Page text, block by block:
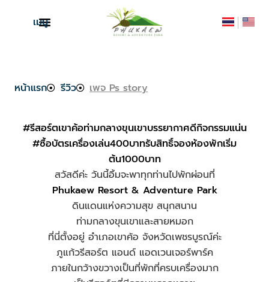
เมนู
หน้าแรก รีวิว เพจ Ps story
#รีสอร์ตเขาค้อท่ามกลางขุนเขาบรรยากาศดีกิจกรรมแน่น
#ซื้อบัตรเครื่องเล่น400บาทรับสิทธิ์จองห้องพักเริ่ม
ต้น1000บาท
สวัสดีค่ะ วันนี้อิ้มจะพาทุกท่านไปพักผ่อนที่
Phukaew Resort & Adventure Park
ดินแดนแห่งความสุข สนุกสนาน
ท่ามกลางขุนเขาและสายหมอก
ที่นี่ตั้งอยู่ อำเภอเขาค้อ จังหวัดเพชรบูรณ์ค่ะ
ภูแก้วรีสอร์ต แอนด์ แอดเวนเจอร์พาร์ค
ภายในกว้างขวางเป็นที่พักที่ครบเครื่องมาก